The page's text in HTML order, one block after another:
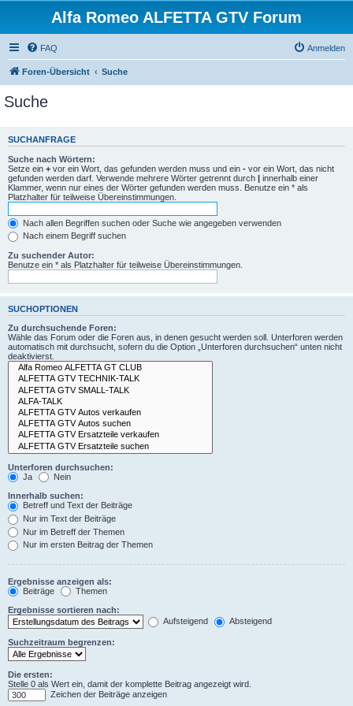
Alfa Romeo ALFETTA GTV Forum
FAQ Anmelden
Foren-Übersicht Suche
Suche
SUCHANFRAGE
Suche nach Wörtern:
Setze ein + vor ein Wort, das gefunden werden muss und ein - vor ein Wort, das nicht
gefunden werden darf. Verwende mehrere Wörter getrennt durch | innerhalb einer
Klammer, wenn nur eines der Wörter gefunden werden muss. Benutze ein * als
Platzhalter für teilweise Übereinstimmungen.
Nach allen Begriffen suchen oder Suche wie angegeben verwenden
Nach einem Begriff suchen
Zu suchender Autor:
Benutze ein * als Platzhalter für teilweise Übereinstimmungen.
SUCHOPTIONEN
Zu durchsuchende Foren:
Wähle das Forum oder die Foren aus, in denen gesucht werden soll. Unterforen werden
automatisch mit durchsucht, sofern du die Option „Unterforen durchsuchen“ unten nicht
deaktivierst.
Unterforen durchsuchen:
Ja
Nein
Innerhalb suchen:
Betreff und Text der Beiträge
Nur im Text der Beiträge
Nur im Betreff der Themen
Nur im ersten Beitrag der Themen
Ergebnisse anzeigen als:
Beiträge
Themen
Ergebnisse sortieren nach:
Aufsteigend
Absteigend
Suchzeitraum begrenzen:
Die ersten:
Stelle 0 als Wert ein, damit der komplette Beitrag angezeigt wird.
Zeichen der Beiträge anzeigen